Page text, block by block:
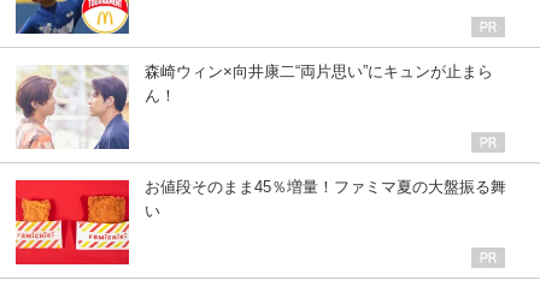
森崎ウィン×向井康二“両片思い”にキュンが止まら
ん！
お値段そのまま45％増量！ファミマ夏の大盤振る舞
い